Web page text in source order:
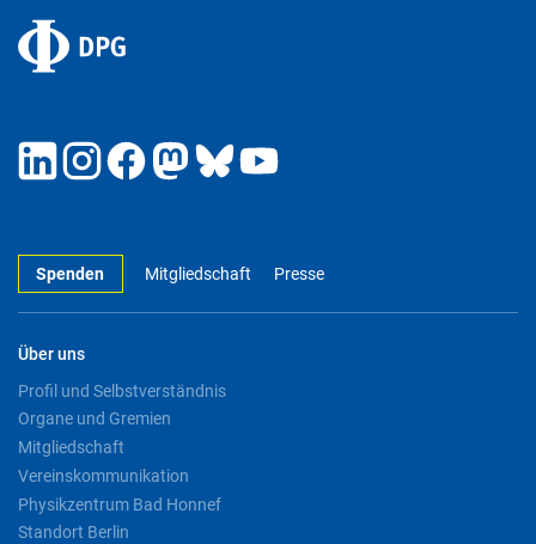
Spenden Mitgliedschaft Presse
Über uns
Profil und Selbstverständnis
Organe und Gremien
Mitgliedschaft
Vereinskommunikation
Physikzentrum Bad Honnef
Standort Berlin